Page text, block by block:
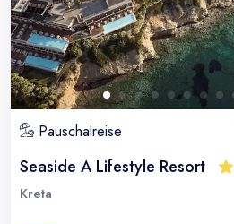
Pauschalreise
Seaside A Lifestyle Resort
Kreta